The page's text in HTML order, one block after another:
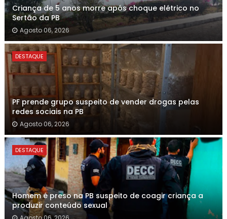
Criança de 5 anos morre após choque elétrico no
Sertão da PB
Agosto 06, 2026
DESTAQUE
PF prende grupo suspeito de vender drogas pelas
redes sociais na PB
Agosto 06, 2026
DESTAQUE
Homem é preso na PB suspeito de coagir criança a
produzir conteúdo sexual